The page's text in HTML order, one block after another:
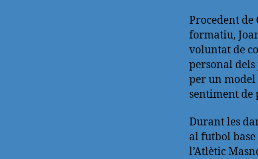
Procedent
formatiu,
voluntat de
personal dels
per un model
sentiment de
Durant les
al futbol
l’Atlètic